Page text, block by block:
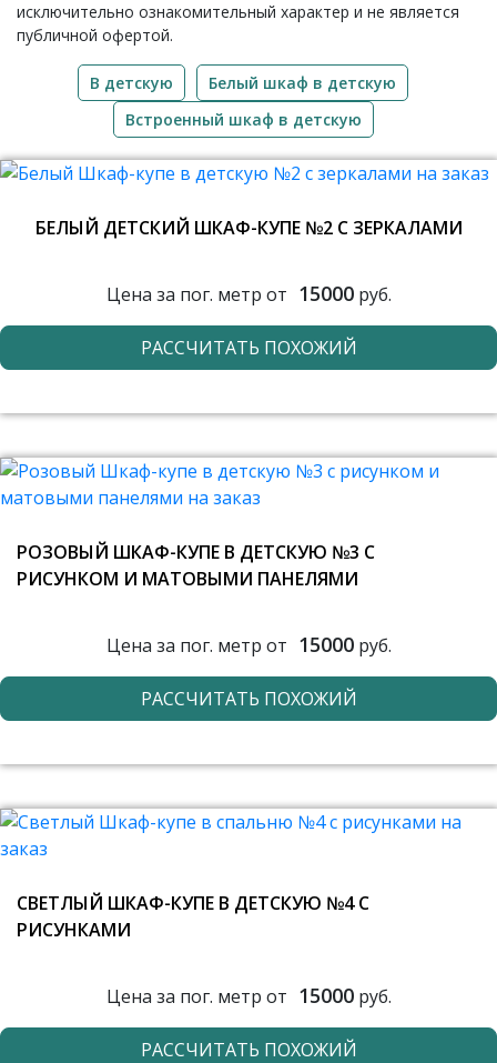
исключительно ознакомительный характер и не является
публичной офертой.
В детскую
Белый шкаф в детскую
Встроенный шкаф в детскую
БЕЛЫЙ ДЕТСКИЙ ШКАФ-КУПЕ №2 С ЗЕРКАЛАМИ
Цена за пог. метр от 15000руб.
РАССЧИТАТЬ ПОХОЖИЙ
РОЗОВЫЙ ШКАФ-КУПЕ В ДЕТСКУЮ №3 С
РИСУНКОМ И МАТОВЫМИ ПАНЕЛЯМИ
Цена за пог. метр от 15000руб.
РАССЧИТАТЬ ПОХОЖИЙ
СВЕТЛЫЙ ШКАФ-КУПЕ В ДЕТСКУЮ №4 С
РИСУНКАМИ
Цена за пог. метр от 15000руб.
РАССЧИТАТЬ ПОХОЖИЙ